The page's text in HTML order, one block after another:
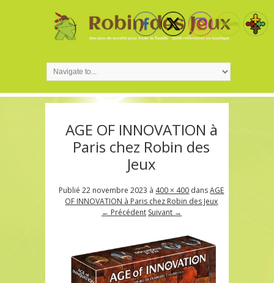
AGE OF INNOVATION à
Paris chez Robin des
Jeux
Publié22 novembre 2023 à 400 × 400 dansAGE
OF INNOVATION à Paris chez Robin des Jeux
← Précédent Suivant →